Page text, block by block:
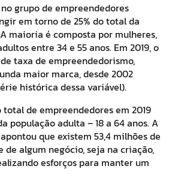
grupo de empreendedores
em torno de 25% do total da
maioria é composta por mulheres,
entre 34 e 55 anos. Em 2019, o
taxa de empreendedorismo,
maior marca, desde 2002
histórica dessa variável).
de empreendedores em 2019
população adulta – 18 a 64 anos. A
que existem 53,4 milhões de
algum negócio, seja na criação,
esforços para manter um